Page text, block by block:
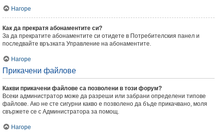
Нагоре
Как да прекратя абонаментите си?
За да прекратите абонаментите си отидете в Потребителския панел и
последвайте връзката Управление на абонаментите.
Нагоре
Прикачени файлове
Какви прикачени файлове са позволени в този форум?
Всеки администратор може да разреши или забрани определени типове
файлове. Ако не сте сигурни какво е позволено да бъде прикачвано, моля
свържете се с Администратора за помощ.
Нагоре